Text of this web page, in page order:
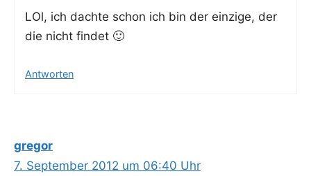
LOl, ich dach­te schon ich bin der ein­zi­ge, der
die nicht findet 🙂
Antworten
gregor
7. September 2012 um 06:40 Uhr